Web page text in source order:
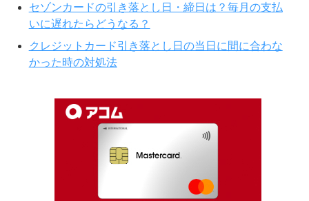
セゾンカードの引き落とし日・締日は？毎月の支払
いに遅れたらどうなる？
クレジットカード引き落とし日の当日に間に合わな
かった時の対処法